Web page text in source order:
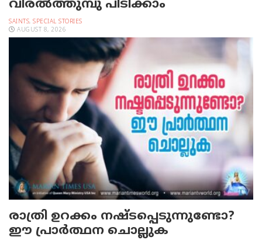
വിരല്‍ത്തുമ്പു പിടിക്കാം
SAINTS, SPECIAL STORIES
AUGUST 8, 2026
രാത്രി ഉറക്കം നഷ്ടപ്പെടുന്നുണ്ടോ?
ഈ പ്രാര്‍ത്ഥന ചൊല്ലുക